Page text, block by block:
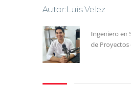
Autor:Luis Velez
Ingeniero en
de Proyectos